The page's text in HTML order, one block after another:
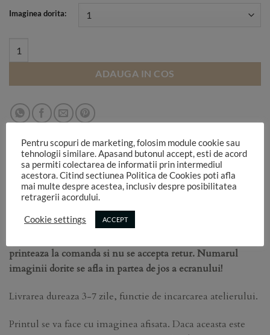
Imaginea dorita:
ADAUGA IN COS
DESCRIERE
INFORMATII SUPLIMENTARE
printeaza la comanda si nu se accepta retur. Numarul
imaginii dorite se afla in partea de jos a ecranului!
Livrarea dureaza 3-7 zile, functie de incarcarea atelierului.
Printul se va face cu imaginea afisata. Daca aceasta este
Pentru scopuri de marketing, folosim module cookie sau
tehnologii similare. Apasand butonul accept, esti de acord
sa permiti colectarea de informatii prin intermediul
acestora. Citind sectiunea Politica de Cookies poti afla
mai multe despre acestea, inclusiv despre posibilitatea
retragerii acordului.
Cookie settings ACCEPT